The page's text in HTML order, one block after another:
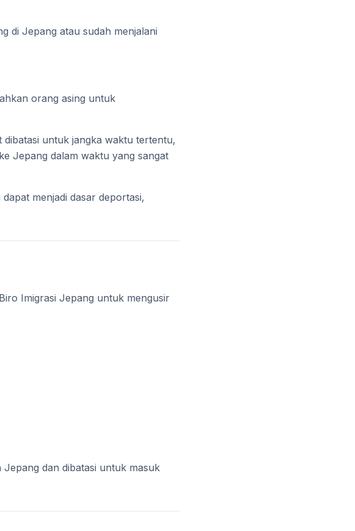
di Jepang atau sudah menjalani
orang asing untuk
untuk jangka waktu tertentu,
Jepang dalam waktu yang sangat
menjadi dasar deportasi,
Imigrasi Jepang untuk mengusir
dan dibatasi untuk masuk